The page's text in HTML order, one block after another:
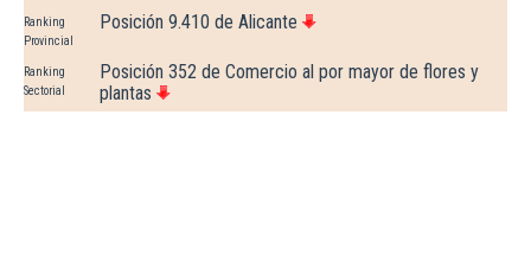
Ranking
Provincial
Posición 9.410 de Alicante
Ranking
Sectorial
Posición 352 de Comercio al por mayor de flores y
plantas